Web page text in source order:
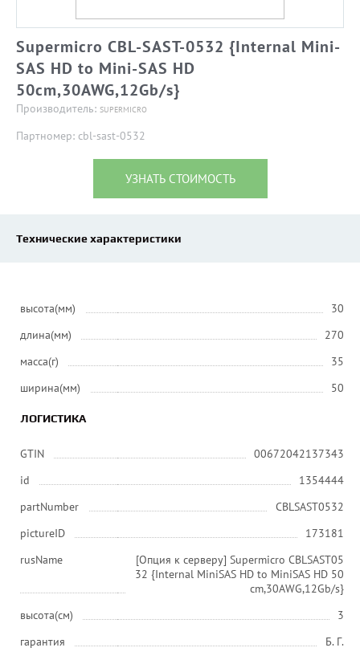
Supermicro CBL-SAST-0532 {Internal Mini-
SAS HD to Mini-SAS HD
50cm,30AWG,12Gb/s}
Производитель: SUPERMICRO
Партномер: cbl-sast-0532
УЗНАТЬ СТОИМОСТЬ
Технические характеристики
высота(мм)
30
длина(мм)
270
масса(г)
35
ширина(мм)
50
ЛОГИСТИКА
GTIN
00672042137343
id
1354444
partNumber
CBLSAST0532
pictureID
173181
rusName
[Опция к серверу] Supermicro CBLSAST05
32 {Internal MiniSAS HD to MiniSAS HD 50
cm,30AWG,12Gb/s}
высота(см)
3
гарантия
Б. Г.